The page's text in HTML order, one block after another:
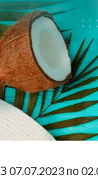
З 07.07.2023 по